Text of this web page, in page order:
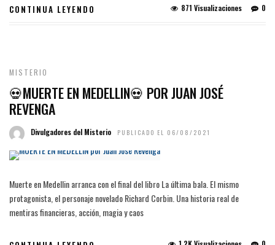
CONTINUA LEYENDO 0
871 Visualizaciones
MISTERIO
💀MUERTE EN MEDELLIN💀 POR JUAN JOSÉ
REVENGA
Divulgadores del Misterio PUBLICADO EL 06/08/2021
Muerte en Medellin arranca con el final del libro La última bala. El mismo
protagonista, el personaje novelado Richard Corbin. Una historia real de
mentiras financieras, acción, magia y caos